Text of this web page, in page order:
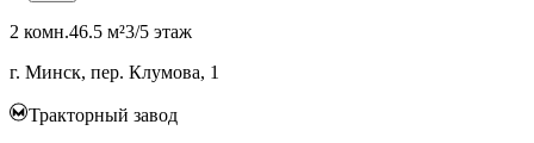
2 комн.46.5 м²3/5 этаж
г. Минск, пер. Клумова, 1
Тракторный завод